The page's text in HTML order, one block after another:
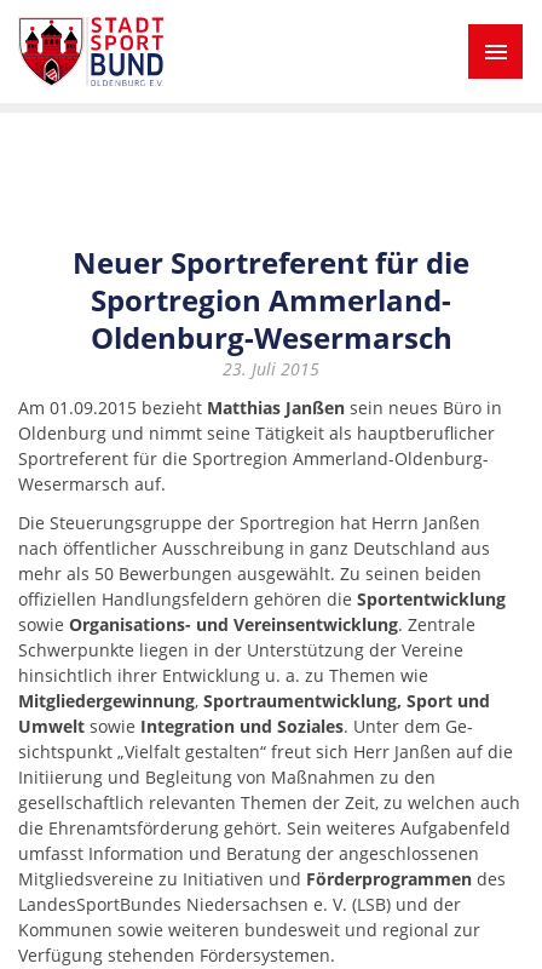
Neuer Sportreferent für die
Sportregion Ammerland-
Oldenburg-Wesermarsch
23. Juli 2015
Am 01.09.2015 bezieht Matthias Janßen sein neues Büro in
Oldenburg und nimmt seine Tätigkeit als hauptberuflicher
Sportreferent für die Sportregion Ammerland-Oldenburg-
Wesermarsch auf.
Die Steuerungsgruppe der Sportregion hat Herrn Janßen
nach öffentlicher Ausschreibung in ganz Deutschland aus
mehr als 50 Bewerbungen ausgewählt. Zu seinen beiden
offiziellen Handlungsfel­dern gehören die Sportentwicklung
sowie Organisations- und Vereinsentwicklung. Zentrale
Schwerpunkte liegen in der Unterstützung der Vereine
hinsichtlich ihrer Entwicklung u. a. zu Themen wie
Mitgliedergewinnung, Sportraumentwicklung, Sport und
Umwelt sowie Integration und Soziales. Unter dem Ge­
sichtspunkt „Vielfalt gestalten“ freut sich Herr Janßen auf die
Initiierung und Begleitung von Maßnahmen zu den
gesellschaftlich relevanten Themen der Zeit, zu welchen auch
die Eh­ren­amtsförderung gehört. Sein weiteres Aufgabenfeld
umfasst Informa­tion und Beratung der angeschlossenen
Mitgliedsvereine zu Initiativen und Förderprogrammen des
LandesSportBundes Niedersachsen e. V. (LSB) und der
Kommunen sowie weiteren bundes­weit und regional zur
Verfügung stehenden Fördersystemen.